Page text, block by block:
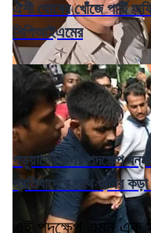
ঐশী ঘোষের খোঁজে পার্টি
সিপিআইএমের
পড়ুয়াদের উপর পদক্ষেপ বন্ধ
প্রতিবাদে'র পথে হাঁটার কড়া
এই পদক্ষেপ এমন এক